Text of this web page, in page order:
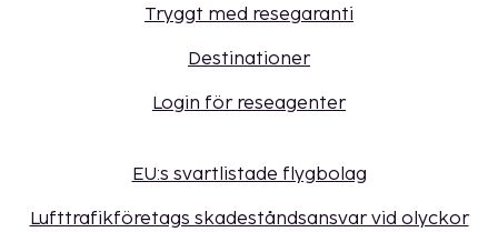
Tryggt med resegaranti
Destinationer
Login för reseagenter
EU:s svartlistade flygbolag
Lufttrafikföretags skadeståndsansvar vid olyckor